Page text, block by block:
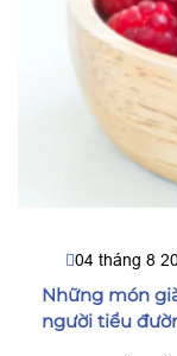
04 tháng 8
Những món
người tiểu